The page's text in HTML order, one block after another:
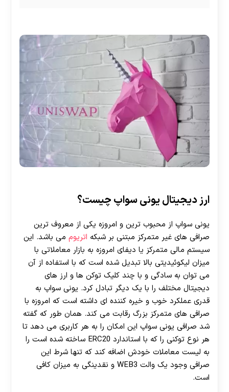
ارز دیجیتال یونی سواپ چیست؟
یونی سواپ از محبوب ترین و امروزه یکی از معروف ترین
صرافی های غیر متمرکز مبتنی بر شبکه اتریوم می باشد. این
سیستم مالی متمرکز یا دیفای امروزه به بازار معاملاتی با
میزان لیکوئیدیتی بالا تبدیل شده است که با استفاده از آن
می توان به سادگی و با چند کلیک توکن ها و ارز های
دیجیتال مختلف را با یک دیگر تبادل کرد. یونی سواپ به
قدری عملکرد خوب و خیره کننده ای داشته است که امروزه با
صرافی های متمرکز بزرگ رقابت می کند. همان طور که گفته
شد صرافی یونی سواپ این امکان را به هر کاربری می دهد تا
هر نوع توکنی را که با استاندارد ERC20 ساخته شده است را
به لیست معاملات خودش اضافه کند که تنها شرط این
صرافی وجود یک والت WEB3 و نقدینگی به میزان کافی
است.